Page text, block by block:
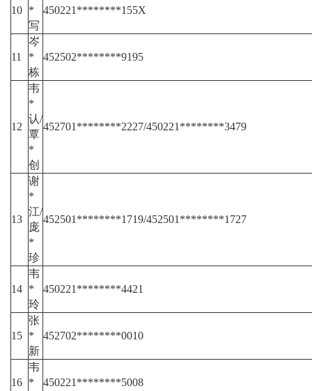
10 *
写
450221********155X
11
岑
*
栋
452502********9195
12
韦
*
认/
覃
*
创
452701********2227/450221********3479
13
谢
*
江/
庞
*
珍
452501********1719/452501********1727
14
韦
*
玲
450221********4421
15
张
*
新
452702********0010
16
韦
*
450221********5008